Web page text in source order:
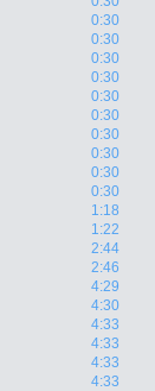
0:30
0:30
0:30
0:30
0:30
0:30
0:30
0:30
0:30
0:30
1:18
1:22
2:44
2:46
4:29
4:30
4:33
4:33
4:33
4:33